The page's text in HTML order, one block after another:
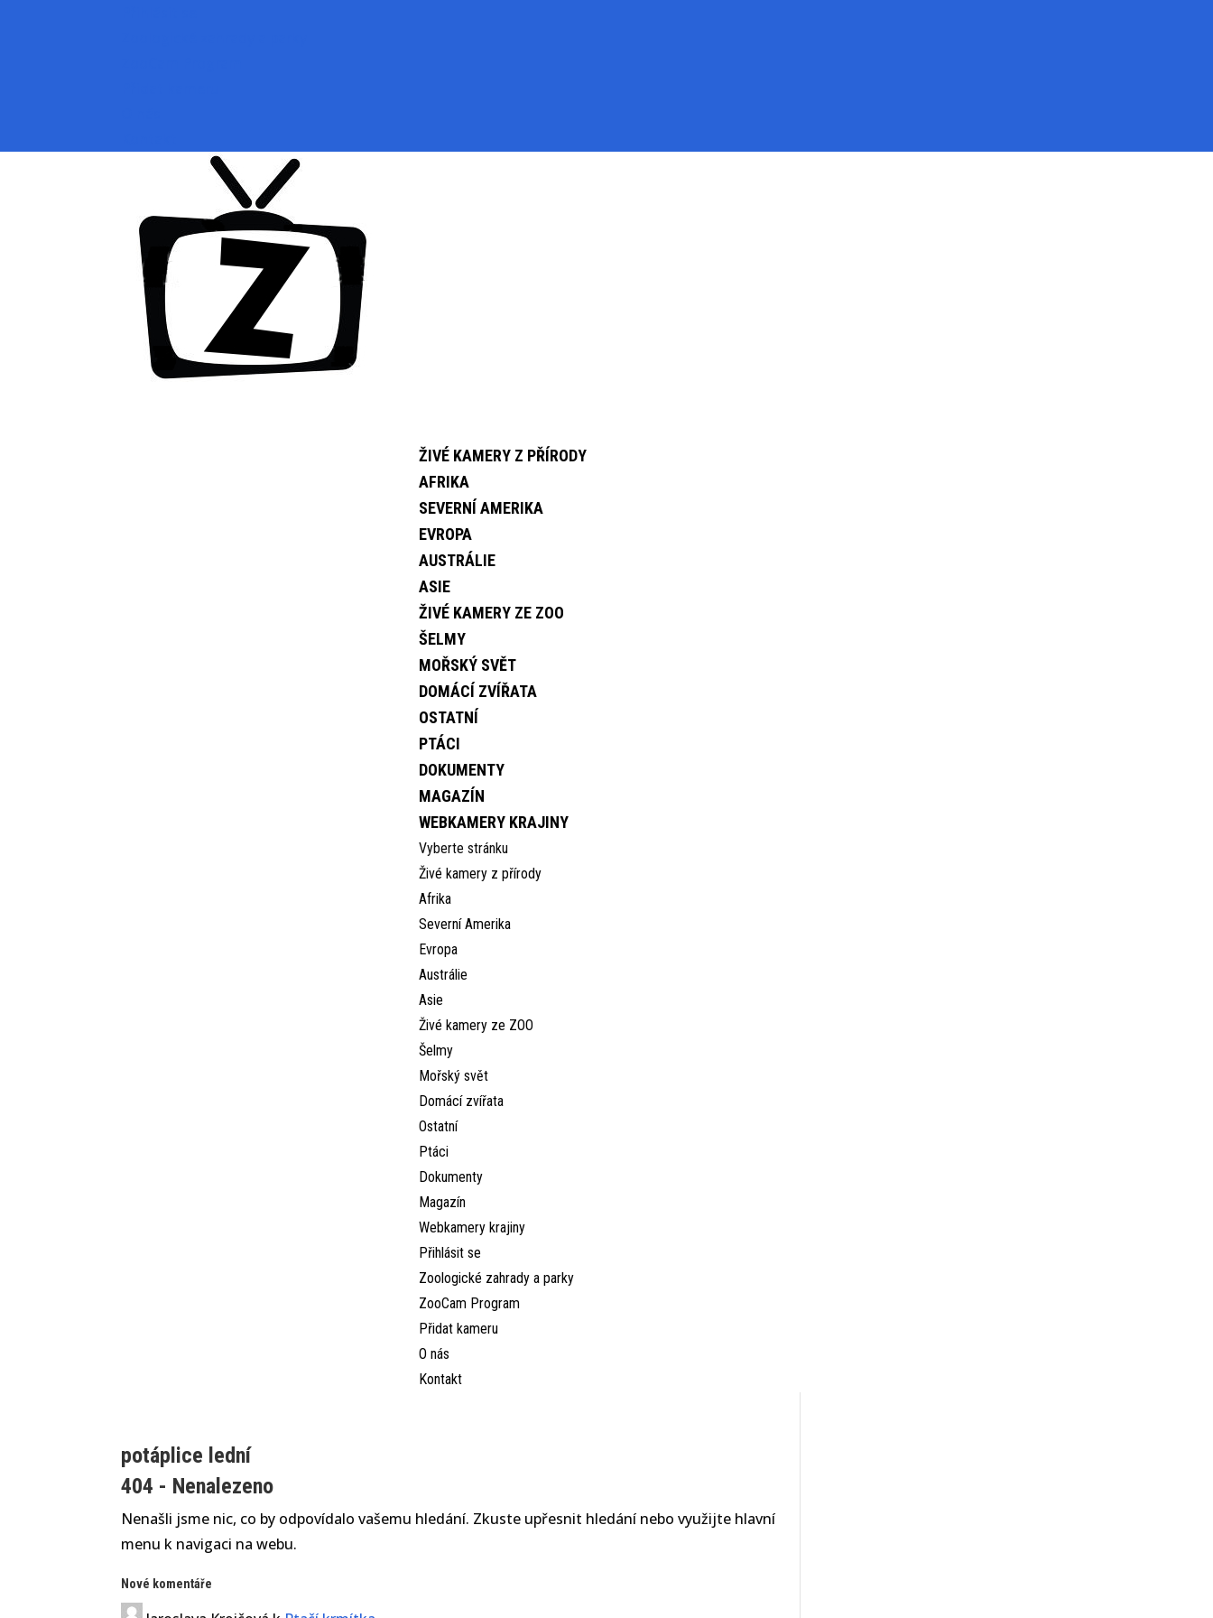
ŽIVÉ KAMERY Z PŘÍRODY
AFRIKA
SEVERNÍ AMERIKA
EVROPA
AUSTRÁLIE
ASIE
ŽIVÉ KAMERY ZE ZOO
ŠELMY
MOŘSKÝ SVĚT
DOMÁCÍ ZVÍŘATA
OSTATNÍ
PTÁCI
DOKUMENTY
MAGAZÍN
WEBKAMERY KRAJINY
Vyberte stránku
Živé kamery z přírody
Afrika
Severní Amerika
Evropa
Austrálie
Asie
Živé kamery ze ZOO
Šelmy
Mořský svět
Domácí zvířata
Ostatní
Ptáci
Dokumenty
Magazín
Webkamery krajiny
Přihlásit se
Zoologické zahrady a parky
ZooCam Program
Přidat kameru
O nás
Kontakt
potáplice lední
404 - Nenalezeno
Nenašli jsme nic, co by odpovídalo vašemu hledání. Zkuste upřesnit hledání nebo využijte hlavní
menu k navigaci na webu.
Nové komentáře